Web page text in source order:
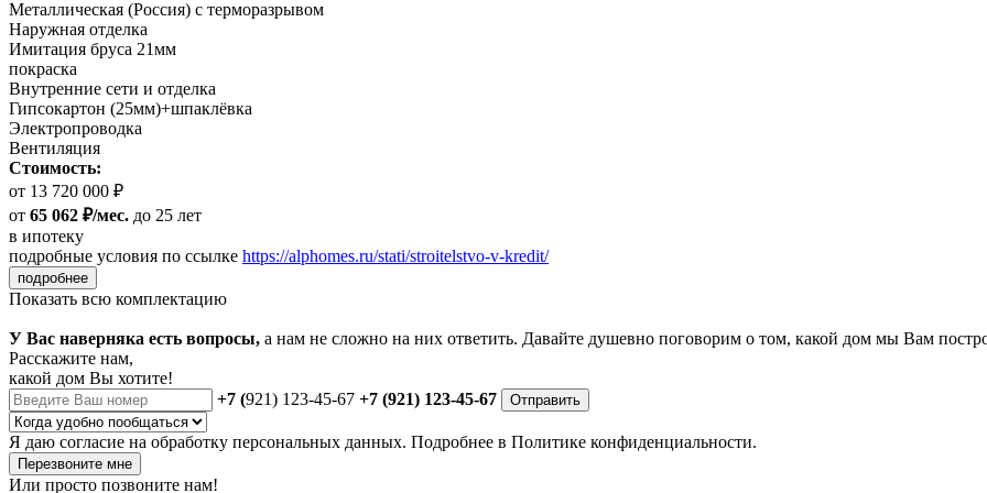
Металлическая (Россия) с терморазрывом
Наружная отделка
Имитация бруса 21мм
покраска
Внутренние сети и отделка
Гипсокартон (25мм)+шпаклёвка
Электропроводка
Вентиляция
Стоимость:
от 13 720 000 ₽
от 65 062 ₽/мес. до 25 лет
в ипотеку
подробные условия по ссылке https://alphomes.ru/stati/stroitelstvo-v-kredit/
подробнее
Показать всю комплектацию
У Вас наверняка есть вопросы, а нам не сложно на них ответить. Давайте душевно поговорим о том, какой дом мы Вам
Расскажите нам,
какой дом Вы хотите!
+7 (921) 123-45-67 +7 (921) 123-45-67 Отправить
Я даю согласие на обработку персональных данных. Подробнее в Политике конфиденциальности.
Перезвоните мне
Или просто позвоните нам!